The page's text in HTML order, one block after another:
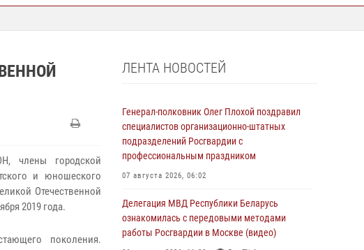
члены городской
и юношеского
Отечественной
2019 года.
поколения.
ЛЕНТА НОВОСТЕЙ
Генерал-полковник Олег Плохой поздравил
специалистов организационно-штатных
подразделений Росгвардии с
профессиональным праздником
07 августа 2026, 06:02
Делегация МВД Республики Беларусь
ознакомилась с передовыми методами
работы Росгвардии в Москве (видео)